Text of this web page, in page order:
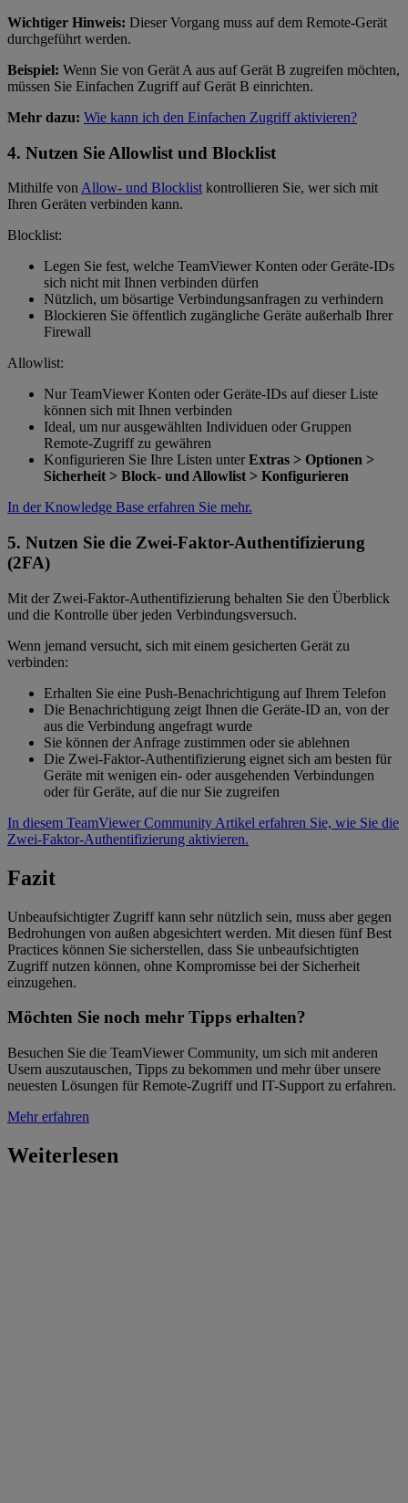
Wichtiger Hinweis: Dieser Vorgang muss auf dem Remote-Gerät
durchgeführt werden.
Beispiel: Wenn Sie von Gerät A aus auf Gerät B zugreifen möchten,
müssen Sie Einfachen Zugriff auf Gerät B einrichten.
Mehr dazu: Wie kann ich den Einfachen Zugriff aktivieren?
4. Nutzen Sie Allowlist und Blocklist
Mithilfe von Allow- und Blocklist kontrollieren Sie, wer sich mit
Ihren Geräten verbinden kann.
Blocklist:
Legen Sie fest, welche TeamViewer Konten oder Geräte-IDs
sich nicht mit Ihnen verbinden dürfen
Nützlich, um bösartige Verbindungsanfragen zu verhindern
Blockieren Sie öffentlich zugängliche Geräte außerhalb Ihrer
Firewall
Allowlist:
Nur TeamViewer Konten oder Geräte-IDs auf dieser Liste
können sich mit Ihnen verbinden
Ideal, um nur ausgewählten Individuen oder Gruppen
Remote-Zugriff zu gewähren
Konfigurieren Sie Ihre Listen unterExtras > Optionen >
Sicherheit > Block- und Allowlist > Konfigurieren
In der Knowledge Base erfahren Sie mehr.
5. Nutzen Sie die Zwei-Faktor-Authentifizierung
(2FA)
Mit der Zwei-Faktor-Authentifizierung behalten Sie den Überblick
und die Kontrolle über jeden Verbindungsversuch.
Wenn jemand versucht, sich mit einem gesicherten Gerät zu
verbinden:
Erhalten Sie eine Push-Benachrichtigung auf Ihrem Telefon
Die Benachrichtigung zeigt Ihnen die Geräte-ID an, von der
aus die Verbindung angefragt wurde
Sie können der Anfrage zustimmen oder sie ablehnen
Die Zwei-Faktor-Authentifizierung eignet sich am besten für
Geräte mit wenigen ein- oder ausgehenden Verbindungen
oder für Geräte, auf die nur Sie zugreifen
In diesem TeamViewer Community Artikel erfahren Sie, wie Sie die
Zwei-Faktor-Authentifizierung aktivieren.
Fazit
Unbeaufsichtigter Zugriff kann sehr nützlich sein, muss aber gegen
Bedrohungen von außen abgesichtert werden. Mit diesen fünf Best
Practices können Sie sicherstellen, dass Sie unbeaufsichtigten
Zugriff nutzen können, ohne Kompromisse bei der Sicherheit
einzugehen.
Möchten Sie noch mehr Tipps erhalten?
Besuchen Sie die TeamViewer Community, um sich mit anderen
Usern auszutauschen, Tipps zu bekommen und mehr über unsere
neuesten Lösungen für Remote-Zugriff und IT-Support zu erfahren.
Mehr erfahren
Weiterlesen